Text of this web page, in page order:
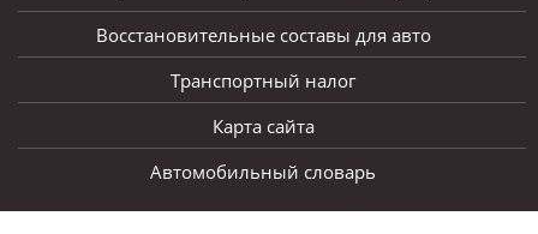
Восстановительные составы для авто
Транспортный налог
Карта сайта
Автомобильный словарь